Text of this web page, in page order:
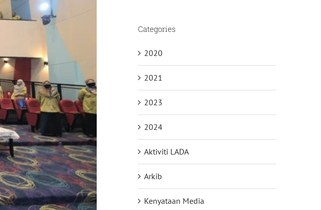
Categories
2020
2021
2023
2024
Aktiviti LADA
Arkib
Kenyataan Media